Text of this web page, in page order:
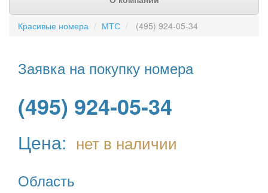
Красивые номера МТС (495) 924-05-34
Заявка на покупку номера
(495) 924-05-34
Цена: нет в наличии
Область